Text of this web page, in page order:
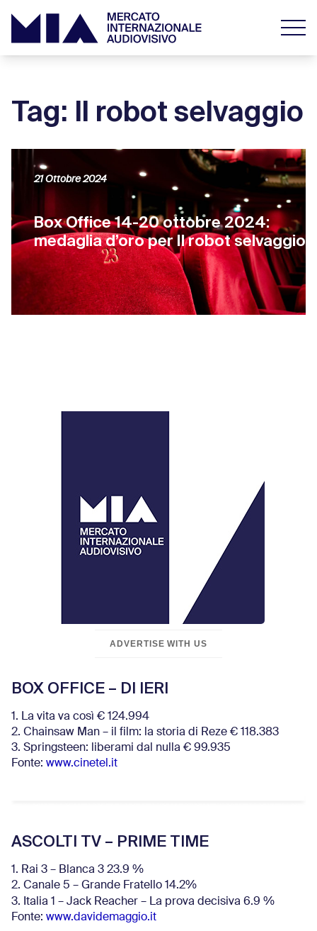
Tag: Il robot selvaggio
Box Office 14-20 ottobre 2024:
medaglia d’oro per Il robot selvaggio
21 Ottobre 2024
ADVERTISE WITH US
BOX OFFICE – DI IERI
1. La vita va così € 124.994
2. Chainsaw Man – il film: la storia di Reze € 118.383
3. Springsteen: liberami dal nulla € 99.935
Fonte: www.cinetel.it
ASCOLTI TV – PRIME TIME
1. Rai 3 – Blanca 3 23.9 %
2. Canale 5 – Grande Fratello 14.2%
3. Italia 1 – Jack Reacher – La prova decisiva 6.9 %
Fonte: www.davidemaggio.it